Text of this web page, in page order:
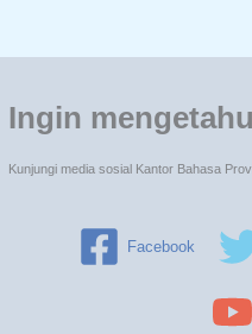
Ingin
Kunjungi media sosial Kantor Bahasa
Facebook